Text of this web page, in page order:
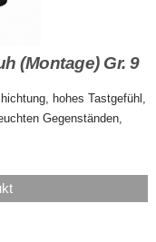
(Montage) Gr. 9
hohes Tastgefühl,
Gegenständen,